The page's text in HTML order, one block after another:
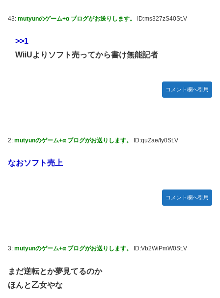
43: mutyunのゲーム+α ブログがお送りします。 ID:ms327zS40St.V
>>1
WiiUよりソフト売ってから書け無能記者
コメント欄へ引用
2: mutyunのゲーム+α ブログがお送りします。 ID:quZae/Iy0St.V
なおソフト売上
コメント欄へ引用
3: mutyunのゲーム+α ブログがお送りします。 ID:Vb2WiPmW0St.V
まだ逆転とか夢見てるのか
ほんと乙女やな